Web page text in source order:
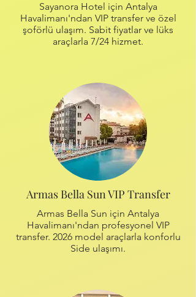
Sayanora Hotel için Antalya
Havalimanı'ndan VIP transfer ve özel
şoförlü ulaşım. Sabit fiyatlar ve lüks
araçlarla 7/24 hizmet.
Armas Bella Sun VIP Transfer
Armas Bella Sun için Antalya
Havalimanı'ndan profesyonel VIP
transfer. 2026 model araçlarla konforlu
Side ulaşımı.